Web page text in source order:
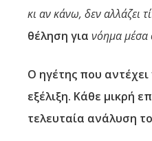
κι αν κάνω, δεν αλλάζει
θέληση για νόημα μέσα
Ο ηγέτης που αντέχει
εξέλιξη. Κάθε μικρή
τελευταία ανάλυση